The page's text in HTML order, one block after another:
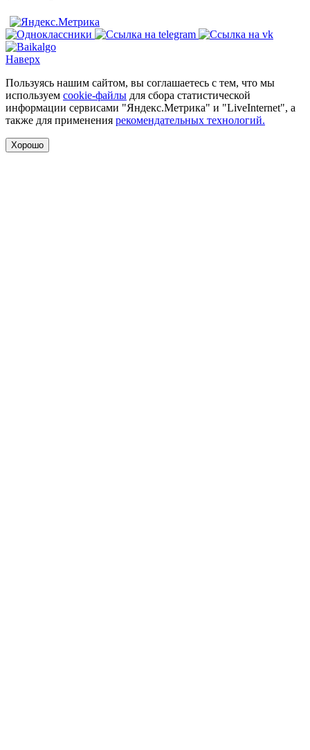
Наверх
Пользуясь нашим сайтом, вы соглашаетесь с тем, что мы
используем cookie-файлы для сбора статистической
информации сервисами "Яндекс.Метрика" и "LiveInternet", а
также для применения рекомендательных технологий.
Хорошо